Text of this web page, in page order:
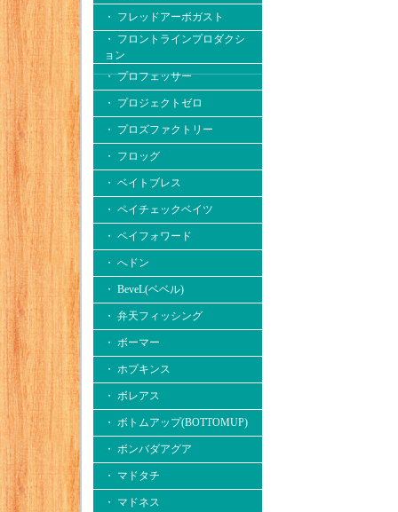
・ フレッドアーボガスト
・ フロントラインプロダクシ
ョン
・ プロフェッサー
・ プロジェクトゼロ
・ プロズファクトリー
・ フロッグ
・ ベイトブレス
・ ペイチェックベイツ
・ ペイフォワード
・ へドン
・ BeveL(ベベル)
・ 弁天フィッシング
・ ボーマー
・ ホプキンス
・ ボレアス
・ ボトムアップ(BOTTOMUP)
・ ボンバダアグア
・ マドタチ
・ マドネス